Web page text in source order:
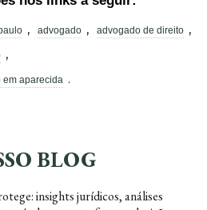
, advogado , advogado de direito ,
,
em aparecida .
BLOG
insights jurídicos, análises